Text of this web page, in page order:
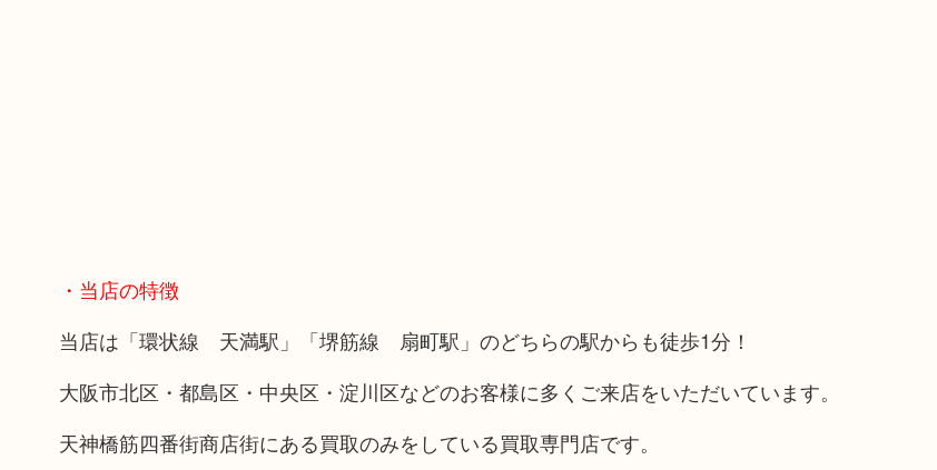
・当店の特徴
当店は「環状線 天満駅」「堺筋線 扇町駅」のどちらの駅からも徒歩1分！
大阪市北区・都島区・中央区・淀川区などのお客様に多くご来店をいただいています。
天神橋筋四番街商店街にある買取のみをしている買取専門店です。